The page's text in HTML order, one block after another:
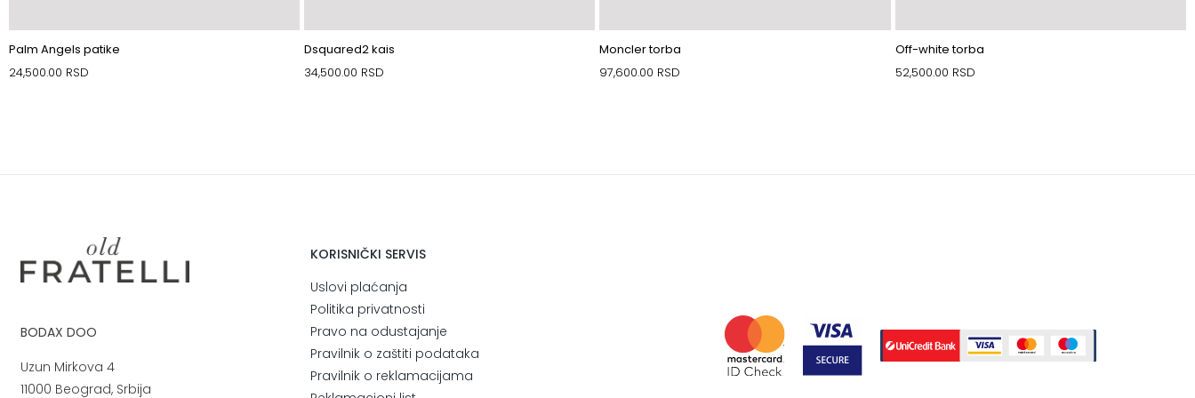
Palm Angels patike
24,500.00 RSD
Dsquared2 kais
34,500.00 RSD
Moncler torba
97,600.00 RSD
Off-white torba
52,500.00 RSD
BODAX DOO
Uzun Mirkova 4
11000 Beograd, Srbija
KORISNIČKI SERVIS
Uslovi plaćanja
Politika privatnosti
Pravo na odustajanje
Pravilnik o zaštiti podataka
Pravilnik o reklamacijama